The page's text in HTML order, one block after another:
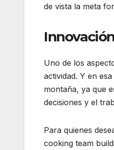
de vista la meta
Uno de los
actividad. Y en
montaña, ya que
decisiones y el
Para quienes
cooking team